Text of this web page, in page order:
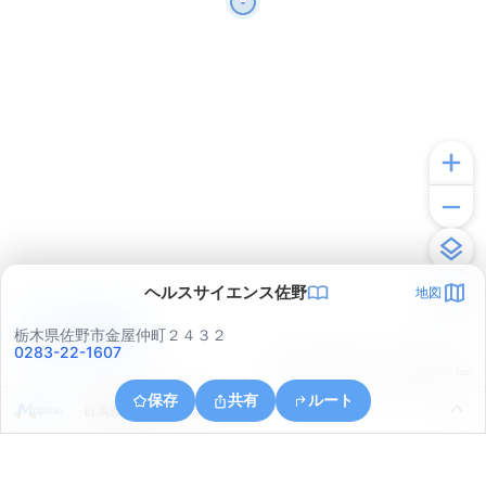
ヘルスサイエンス佐野 地図
栃木県佐野市金屋仲町２４３２
0283-22-1607
保存 共有 ルート
群馬県館林市大島町
アプリで見る